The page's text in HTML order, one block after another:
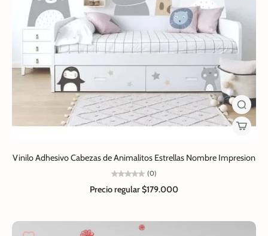
Vinilo Adhesivo Cabezas de Animalitos Estrellas Nombre Impresion
(0)
Precio regular$179.000